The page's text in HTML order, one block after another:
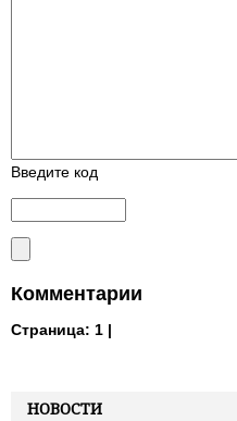
НОВОСТИ
Введите код
Комментарии
Страница: 1 |